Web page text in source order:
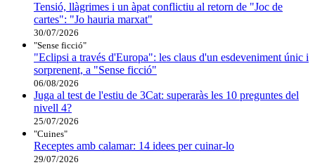
Tensió, llàgrimes i un àpat conflictiu al retorn de "Joc de
cartes": "Jo hauria marxat"
30/07/2026
"Sense ficció"
"Eclipsi a través d'Europa": les claus d'un esdeveniment únic i
sorprenent, a "Sense ficció"
06/08/2026
Juga al test de l'estiu de 3Cat: superaràs les 10 preguntes del
nivell 4?
25/07/2026
"Cuines"
Receptes amb calamar: 14 idees per cuinar-lo
29/07/2026